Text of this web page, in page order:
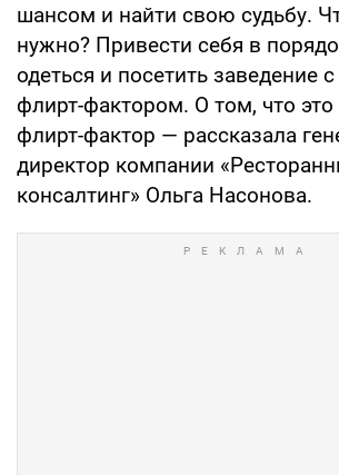
шансом и найти свою судьбу.
нужно? Привести себя в
одеться и посетить заведение
флирт-фактором. О том, что
флирт-фактор — рассказала
директор компании
консалтинг» Ольга Насонова.